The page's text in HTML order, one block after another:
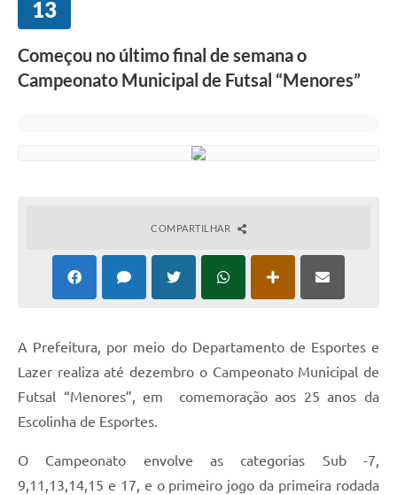
13
Começou no último final de semana o
Campeonato Municipal de Futsal “Menores”
COMPARTILHAR
A Prefeitura, por meio do Departamento de Esportes e
Lazer realiza até dezembro o Campeonato Municipal de
Futsal “Menores”, em comemoração aos 25 anos da
Escolinha de Esportes.
O Campeonato envolve as categorias Sub -7,
9,11,13,14,15 e 17, e o primeiro jogo da primeira rodada